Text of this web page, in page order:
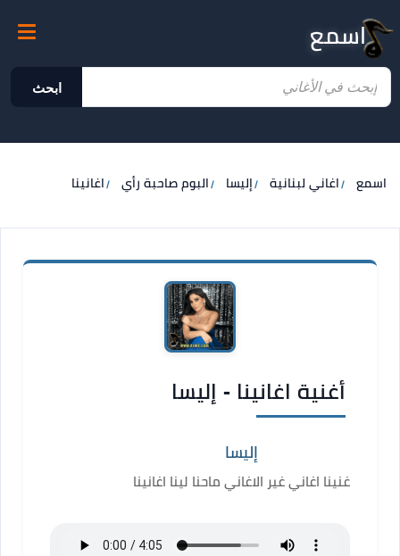
اسمع
ابحث
اسمع اغاني لبنانية إليسا البوم صاحبة رأي اغانينا
أغنية اغانينا - إليسا
إليسا
غنينا اغاني غير الاغاني ماحنا لينا اغانينا